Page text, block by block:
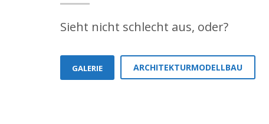
Sieht nicht schlecht aus, oder?
GALERIE ARCHITEKTURMODELLBAU